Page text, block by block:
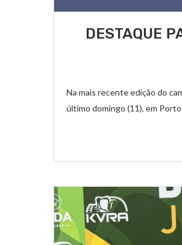
DESTAQUE
Na mais recente edição do
último domingo (11), em